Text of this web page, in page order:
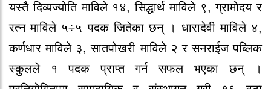
यस्तै दिव्यज्योति माविले १४, सिद्धार्थ माविले ९, ग्रामोदय र
रत्न माविले ५÷५ पदक जितेका छन् । धारादेवी माविले ४,
कर्णधार माविले ३, सातपोखरी माविले २ र सनराईज पब्लिक
स्कुलले १ पदक प्राप्त गर्न सफल भएका छन् ।